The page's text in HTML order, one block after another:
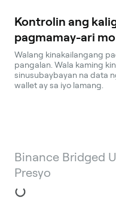
Kontrolin ang
pagmamay-ari mo
Walang kinakailangang
pangalan. Wala kaming
sinusubaybayan na data
wallet ay sa iyo lamang.
Binance Bridged
Presyo